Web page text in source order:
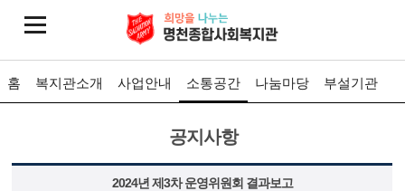
홈 복지관소개 사업안내 소통공간 나눔마당 부설기관
공지사항
2024년 제3차 운영위원회 결과보고